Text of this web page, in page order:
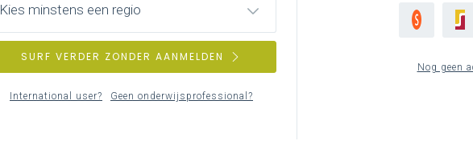
Overzicht van alle leerplannen met ondersteunend materiaal per leerplan.
Bronnen
Hier vind je bijkomende informatie en inspiratie bij het uitwerken van
Nog geen
Kies minstens een regio
SURF VERDER ZONDER AANMELDEN
International user? Geen onderwijsprofessional?